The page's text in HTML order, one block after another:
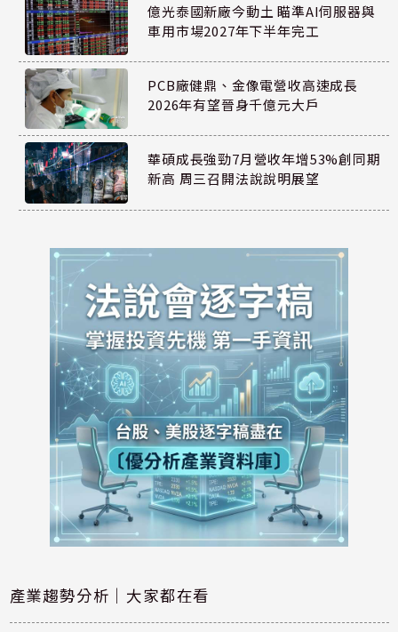
億光泰國新廠今動土 瞄準AI伺服器與
車用市場2027年下半年完工
PCB廠健鼎、金像電營收高速成長
2026年有望晉身千億元大戶
華碩成長強勁7月營收年增53%創同期
新高 周三召開法說說明展望
產業趨勢分析｜大家都在看